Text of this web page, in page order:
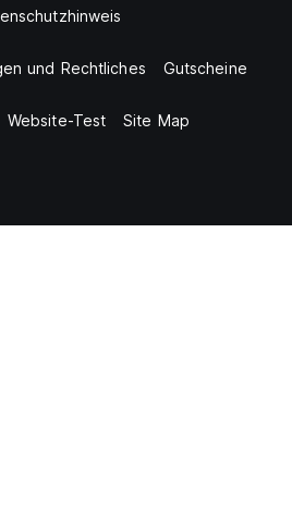
und Rechtliches Gutscheine
Website-Test Site Map